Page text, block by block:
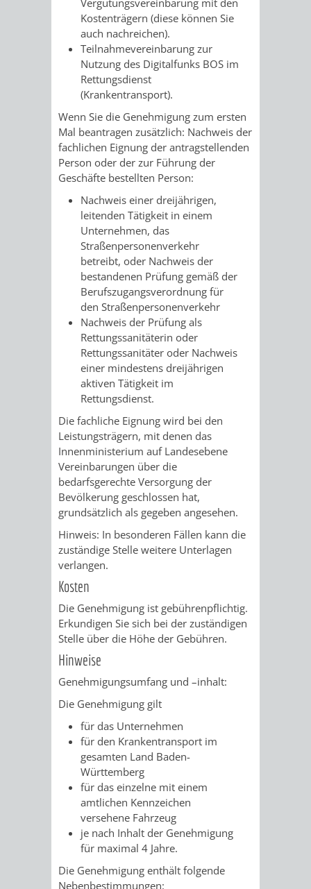
VERMIETUNG
VON
RÄUMEN
/
FAMILIENFORSCHUNG
JÜDISCHE
SPUREN
WEINHEIM
KRIEGERDENKMAL
NOTRUFNUMMERN
UND
NOTDIENSTE
PARTEIEN
SOZIALE
EINRICHTUNGEN
SPIELPLÄTZE
SPORTSTÄTTEN
&
BÄDER
VERANSTALTUNGSRÄUME
STADTHALLE
ROLF-
ENGELBRECHT-
HAUS
BÜRGERSAAL
IM
RATHAUS
Kostenträgern (diese können Sie
auch nachreichen).
Teilnahmevereinbarung zur
Nutzung des Digitalfunks BOS im
Rettungsdienst
(Krankentransport).
Wenn Sie die Genehmigung zum ersten
Mal beantragen zusätzlich: Nachweis der
fachlichen Eignung der antragstellenden
Person oder der zur Führung der
Geschäfte bestellten Person:
Nachweis einer dreijährigen,
leitenden Tätigkeit in einem
Unternehmen, das
Straßenpersonenverkehr
betreibt, oder Nachweis der
bestandenen Prüfung gemäß der
Berufszugangsverordnung für
den Straßenpersonenverkehr
Nachweis der Prüfung als
Rettungssanitäterin oder
Rettungssanitäter oder Nachweis
einer mindestens dreijährigen
aktiven Tätigkeit im
Rettungsdienst.
Die fachliche Eignung wird bei den
Leistungsträgern, mit denen das
Innenministerium auf Landesebene
Vereinbarungen über die
bedarfsgerechte Versorgung der
Bevölkerung geschlossen hat,
grundsätzlich als gegeben angesehen.
Hinweis: In besonderen Fällen kann die
zuständige Stelle weitere Unterlagen
verlangen.
Kosten
Die Genehmigung ist gebührenpflichtig.
Erkundigen Sie sich bei der zuständigen
Stelle über die Höhe der Gebühren.
Hinweise
Genehmigungsumfang und –inhalt:
Die Genehmigung gilt
für das Unternehmen
für den Krankentransport im
gesamten Land Baden-
Württemberg
für das einzelne mit einem
amtlichen Kennzeichen
versehene Fahrzeug
je nach Inhalt der Genehmigung
für maximal 4 Jahre.
Die Genehmigung enthält folgende
Nebenbestimmungen: